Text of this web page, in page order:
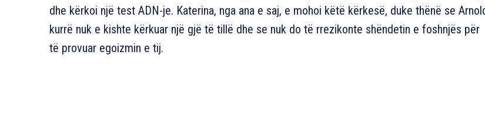
dhe kërkoi një test ADN-je. Katerina, nga ana e saj, e mohoi këtë kërkesë, duke thënë se
kurrë nuk e kishte kërkuar një gjë të tillë dhe se nuk do të rrezikonte shëndetin e foshnjës për
të provuar egoizmin e tij.